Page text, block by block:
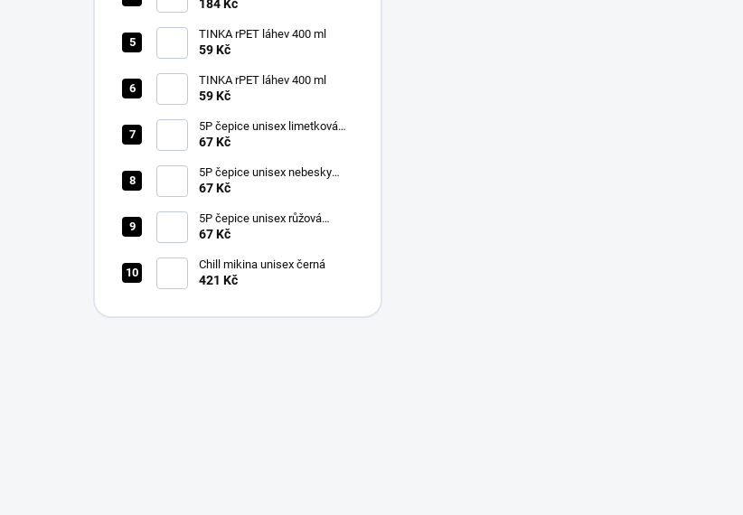
184 Kč
TINKA rPET láhev 400 ml
59 Kč
TINKA rPET láhev 400 ml
59 Kč
5P čepice unisex limetková
nastavitelná
67 Kč
5P čepice unisex nebesky
modrá nastavitelná
67 Kč
5P čepice unisex růžová
nastavitelná
67 Kč
Chill mikina unisex černá
421 Kč